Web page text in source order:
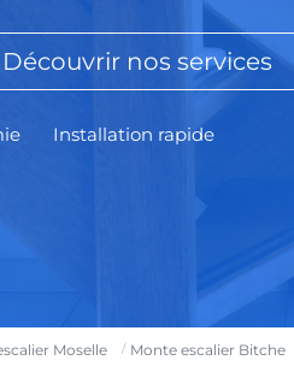
Découvrir nos services
Installation rapide
Moselle Monte escalier Bitche